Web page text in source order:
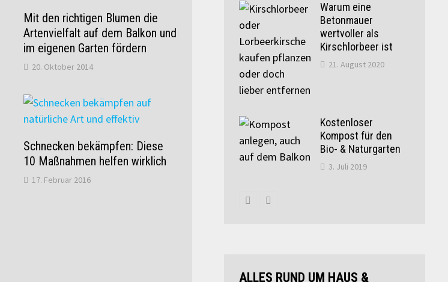
Mit den richtigen Blumen die
Artenvielfalt auf dem Balkon und
im eigenen Garten fördern
20. Oktober 2014
Schnecken bekämpfen: Diese
10 Maßnahmen helfen wirklich
17. Februar 2016
Warum eine
Betonmauer
wertvoller als
Kirschlorbeer ist
21. August 2020
Kostenloser
Kompost für den
Bio- & Naturgarten
3. Juli 2019
ALLES RUND UM HAUS &